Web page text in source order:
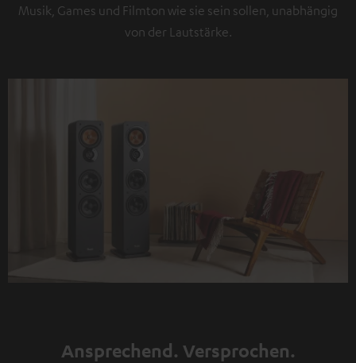
Musik, Games und Filmton wie sie sein sollen, unabhängig
von der Lautstärke.
Ansprechend. Versprochen.